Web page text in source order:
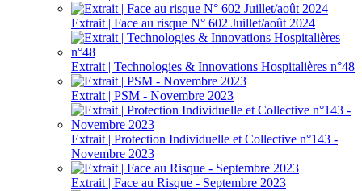
Extrait | Face au risque N° 602 Juillet/août 2024
Extrait | Technologies & Innovations Hospitalières n°48
Extrait | PSM - Novembre 2023
Extrait | Protection Individuelle et Collective n°143 -
Novembre 2023
Extrait | Face au Risque - Septembre 2023